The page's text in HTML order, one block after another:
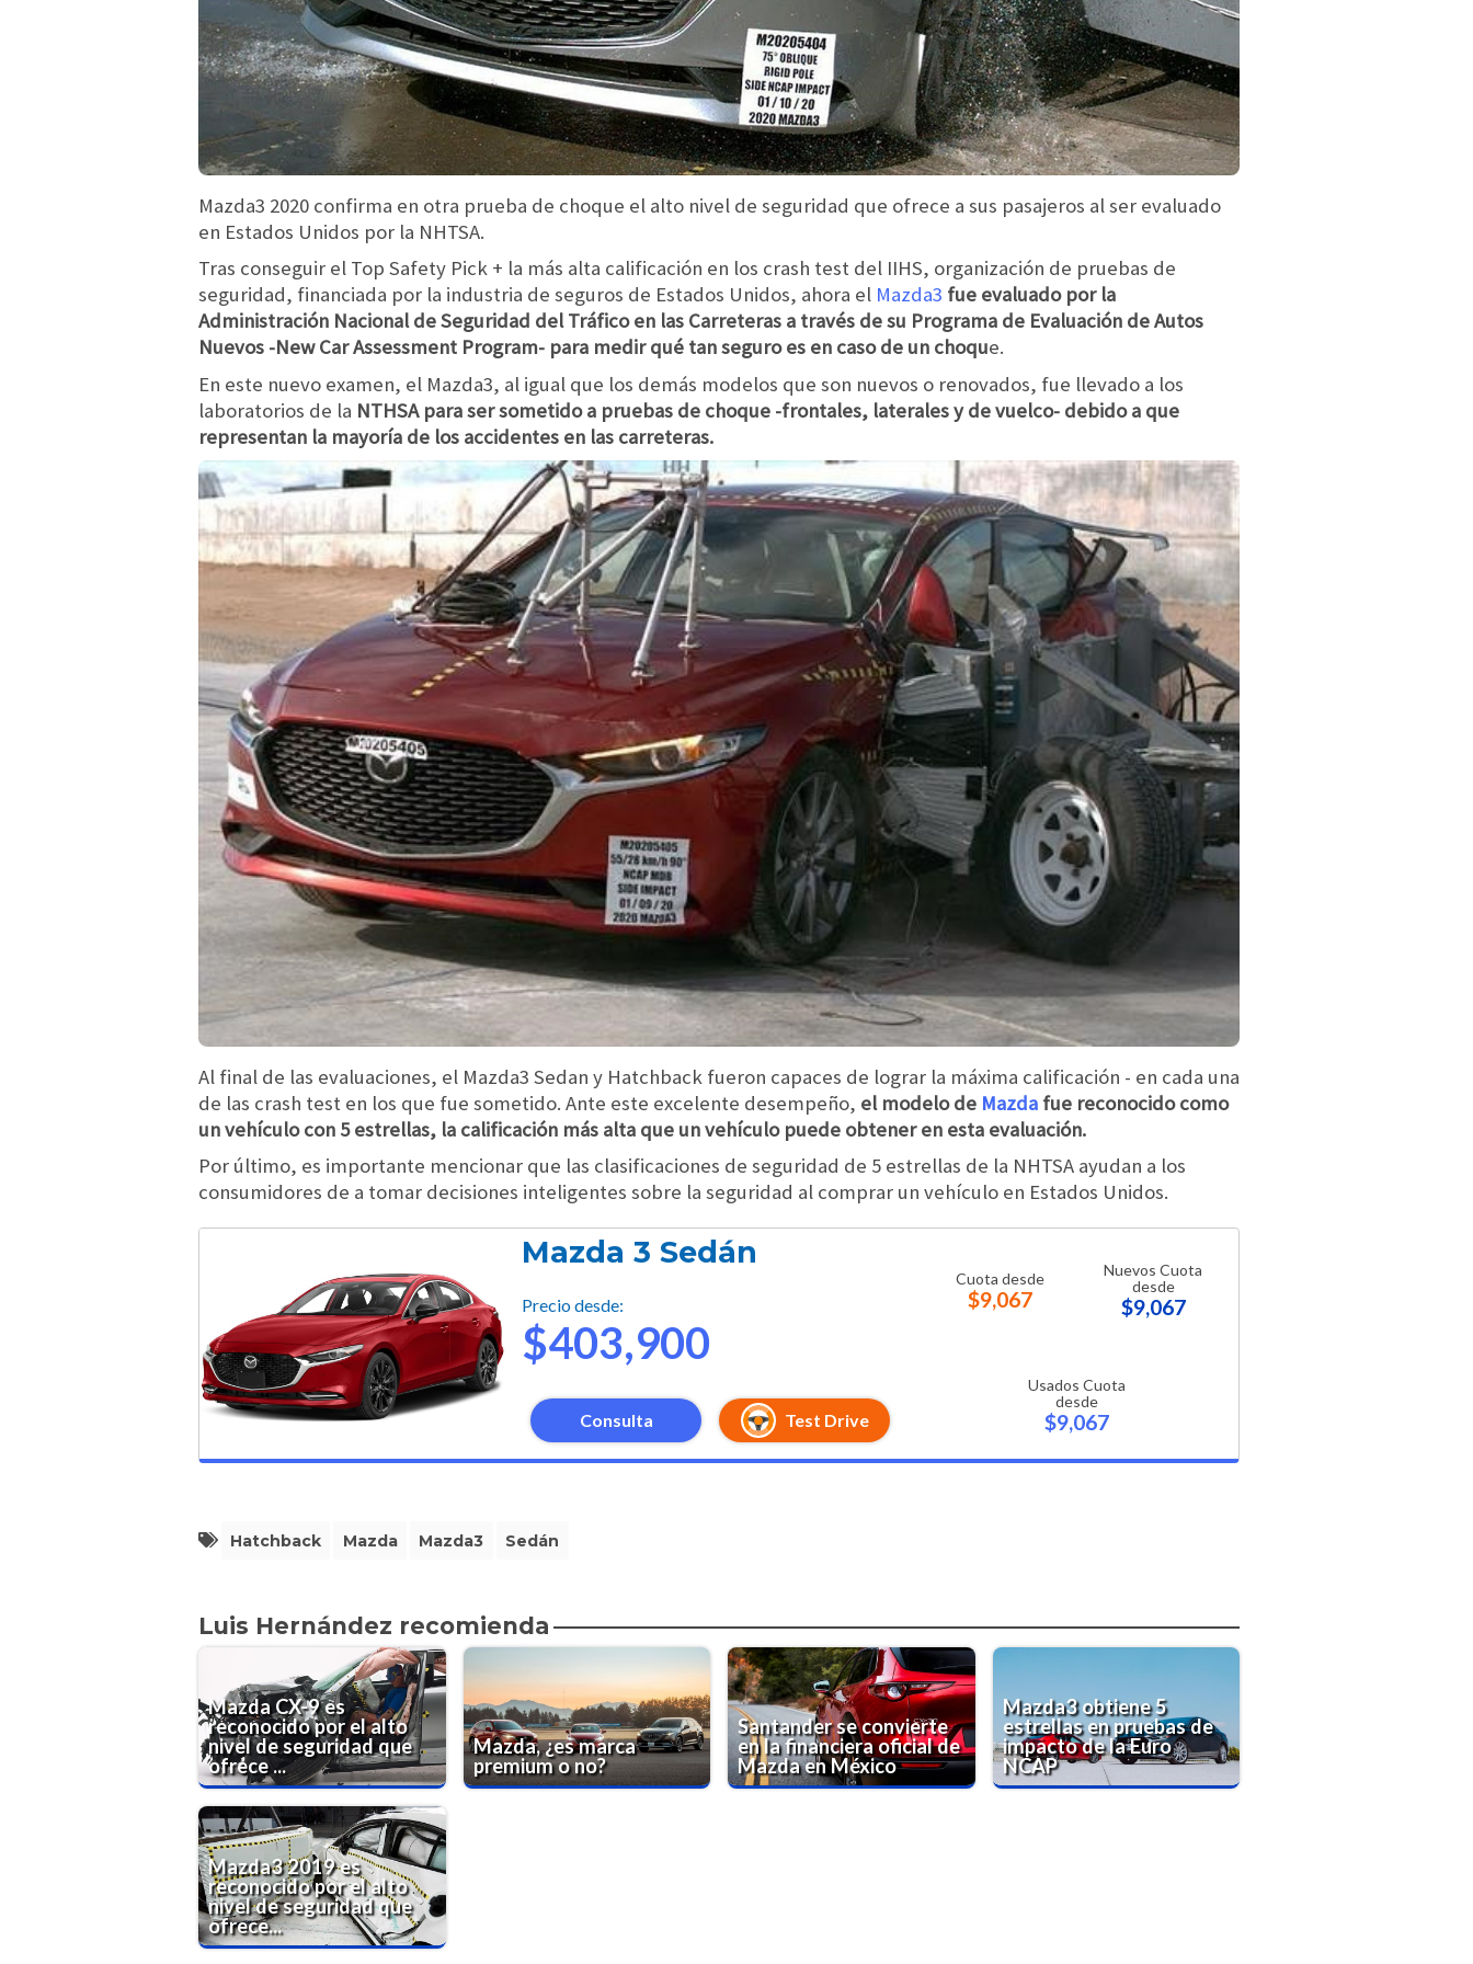
Mazda3 2020 confirma en otra prueba de choque el alto nivel de seguridad que ofrece a sus pasajeros al ser evaluado
en Estados Unidos por la NHTSA.
Tras conseguir el Top Safety Pick + la más alta calificación en los crash test del IIHS, organización de pruebas de
seguridad, financiada por la industria de seguros de Estados Unidos, ahora el Mazda3 fue evaluado por la
Administración Nacional de Seguridad del Tráfico en las Carreteras​ a través de su Programa de Evaluación de Autos
Nuevos -New Car Assessment Program- para medir qué tan seguro es en caso de un choque.
En este nuevo examen, el Mazda3, al igual que los demás modelos que son nuevos o renovados, fue llevado a los
laboratorios de la NTHSA para ser sometido a pruebas de choque -frontales, laterales y de vuelco- debido a que
representan la mayoría de los accidentes en las carreteras.
Al final de las evaluaciones, el Mazda3 Sedan y Hatchback fueron capaces de lograr la máxima calificación - en cada una
de las crash test en los que fue sometido. Ante este excelente desempeño, el modelo de Mazda fue reconocido como
un vehículo con 5 estrellas, la calificación más alta que un vehículo puede obtener en esta evaluación.
Por último, es importante mencionar que las clasificaciones de seguridad de 5 estrellas de la NHTSA ayudan a los
consumidores de a tomar decisiones inteligentes sobre la seguridad al comprar un vehículo en Estados Unidos.
Mazda 3 Sedán
Precio desde:
$403,900
Consulta Test Drive
Cuota desde
$9,067
Nuevos Cuota
desde
$9,067
Usados Cuota
desde
$9,067
Hatchback Mazda Mazda3 Sedán
Luis Hernández recomienda
Mazda CX-9 es
reconocido por el alto
nivel de seguridad que
ofrece ...
Mazda, ¿es marca
premium o no?
Santander se convierte
en la financiera oficial de
Mazda en México
Mazda3 obtiene 5
estrellas en pruebas de
impacto de la Euro
NCAP
Mazda3 2019 es
reconocido por el alto
nivel de seguridad que
ofrece...